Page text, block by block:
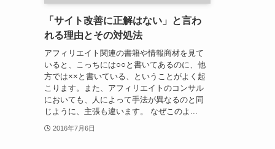
「サイト改善に正解はない」と言わ
れる理由とその対処法
アフィリエイト関連の書籍や情報商材を見て
いると、こっちには○○と書いてあるのに、他
方では××と書いている、ということがよく起
こります。また、アフィリエイトのコンサル
においても、人によって手法が異なるのと同
じように、主張も違います。 なぜこのよ...
2016年7月6日